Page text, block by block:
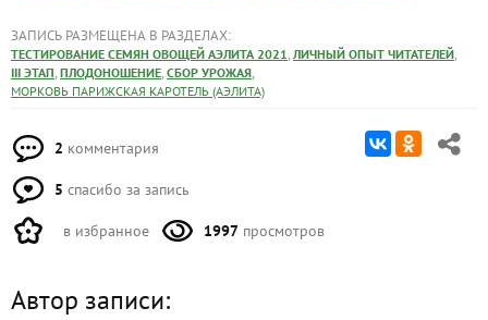
ЗАПИСЬ РАЗМЕЩЕНА В РАЗДЕЛАХ:
ТЕСТИРОВАНИЕ СЕМЯН ОВОЩЕЙ АЭЛИТА 2021, ЛИЧНЫЙ ОПЫТ ЧИТАТЕЛЕЙ,
III ЭТАП, ПЛОДОНОШЕНИЕ, СБОР УРОЖАЯ,
МОРКОВЬ ПАРИЖСКАЯ КАРОТЕЛЬ (АЭЛИТА)
2 комментария
5 спасибо за запись
в избранное 1997 просмотров
Автор записи: